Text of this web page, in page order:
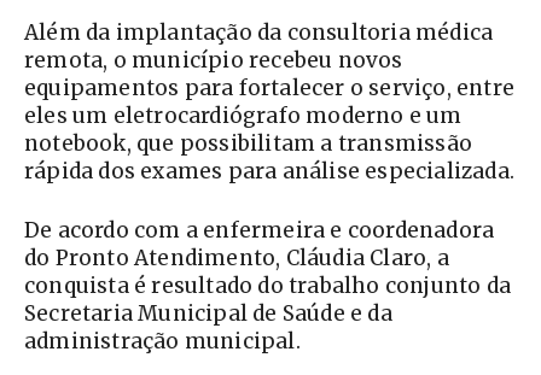
Além da implantação da consultoria médica
remota, o município recebeu novos
equipamentos para fortalecer o serviço, entre
eles um eletrocardiógrafo moderno e um
notebook, que possibilitam a transmissão
rápida dos exames para análise especializada.
De acordo com a enfermeira e coordenadora
do Pronto Atendimento, Cláudia Claro, a
conquista é resultado do trabalho conjunto da
Secretaria Municipal de Saúde e da
administração municipal.